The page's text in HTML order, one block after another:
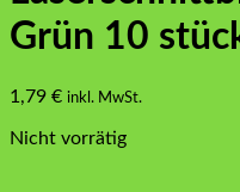
Grün 10
1,79 € inkl. MwSt.
Nicht vorrätig